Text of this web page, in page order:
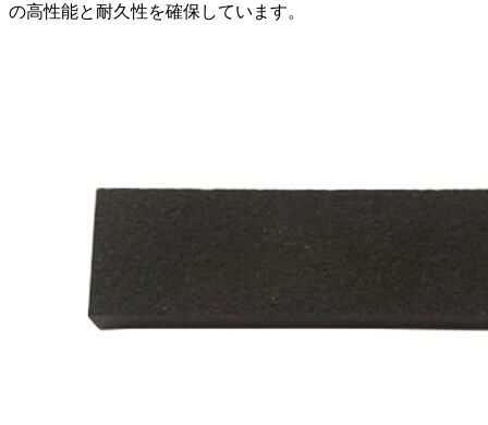
の高性能と耐久性を確保しています。